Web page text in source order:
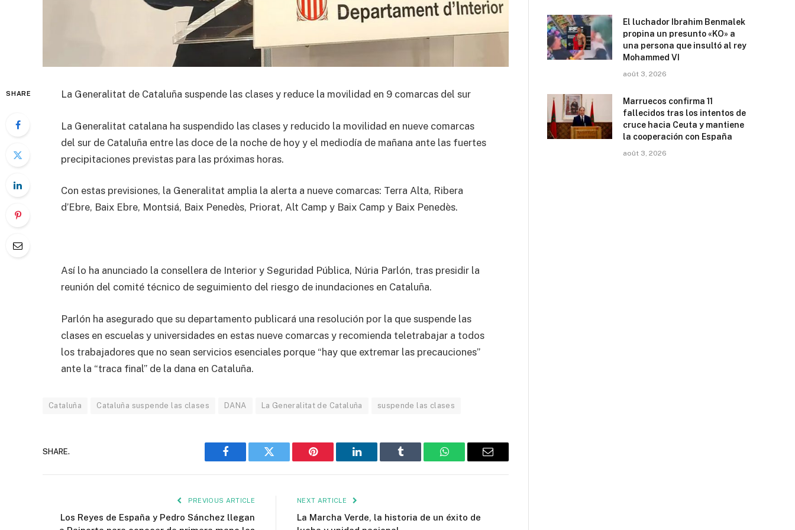
SHARE La Generalitat de Cataluña suspende las clases y reduce la movilidad en 9 comarcas del sur
La Generalitat catalana ha suspendido las clases y reducido la movilidad en nueve comarcas
del sur de Cataluña entre las doce de la noche de hoy y el mediodía de mañana ante las fuertes
precipitaciones previstas para las próximas horas.
Con estas previsiones, la Generalitat amplia la alerta a nueve comarcas: Terra Alta, Ribera
d’Ebre, Baix Ebre, Montsiá, Baix Penedès, Priorat, Alt Camp y Baix Camp y Baix Penedès.
Así lo ha anunciado la consellera de Interior y Seguridad Pública, Núria Parlón, tras presidir la
reunión del comité técnico de seguimiento del riesgo de inundaciones en Cataluña.
Parlón ha asegurado que su departamento publicará una resolución por la que suspende las
clases en escuelas y universidades en estas nueve comarcas y recomienda teletrabajar a todos
los trabajadores que no sean servicios esenciales porque “hay que extremar las precauciones”
ante la “traca final” de la dana en Cataluña.
Cataluña Cataluña suspende las clases DANA La Generalitat de Cataluña suspende las clases
SHARE.
Facebook Twitter Pinterest LinkedIn Tumblr WhatsAppEmail
PREVIOUS ARTICLE
Los Reyes de España y Pedro Sánchez llegan
NEXT ARTICLE
La Marcha Verde, la historia de un éxito de
El luchador Ibrahim Benmalek
propina un presunto «KO» a
una persona que insultó al rey
Mohammed VI
août 3, 2026
Marruecos confirma 11
fallecidos tras los intentos de
cruce hacia Ceuta y mantiene
la cooperación con España
août 3, 2026